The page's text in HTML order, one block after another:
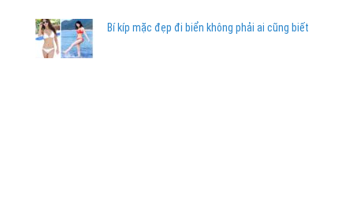
Bí kíp mặc đẹp đi biển không phải ai cũng biết